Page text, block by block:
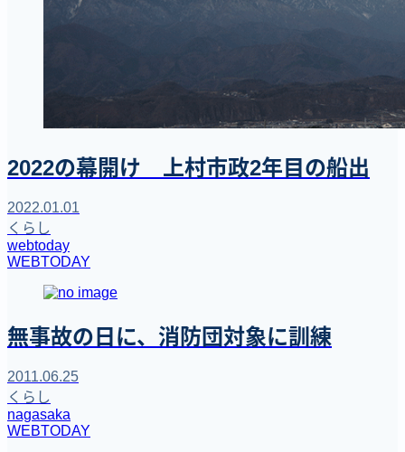
2022の幕開け 上村市政2年目の船出
2022.01.01
くらし
webtoday
WEBTODAY
無事故の日に、消防団対象に訓練
2011.06.25
くらし
nagasaka
WEBTODAY